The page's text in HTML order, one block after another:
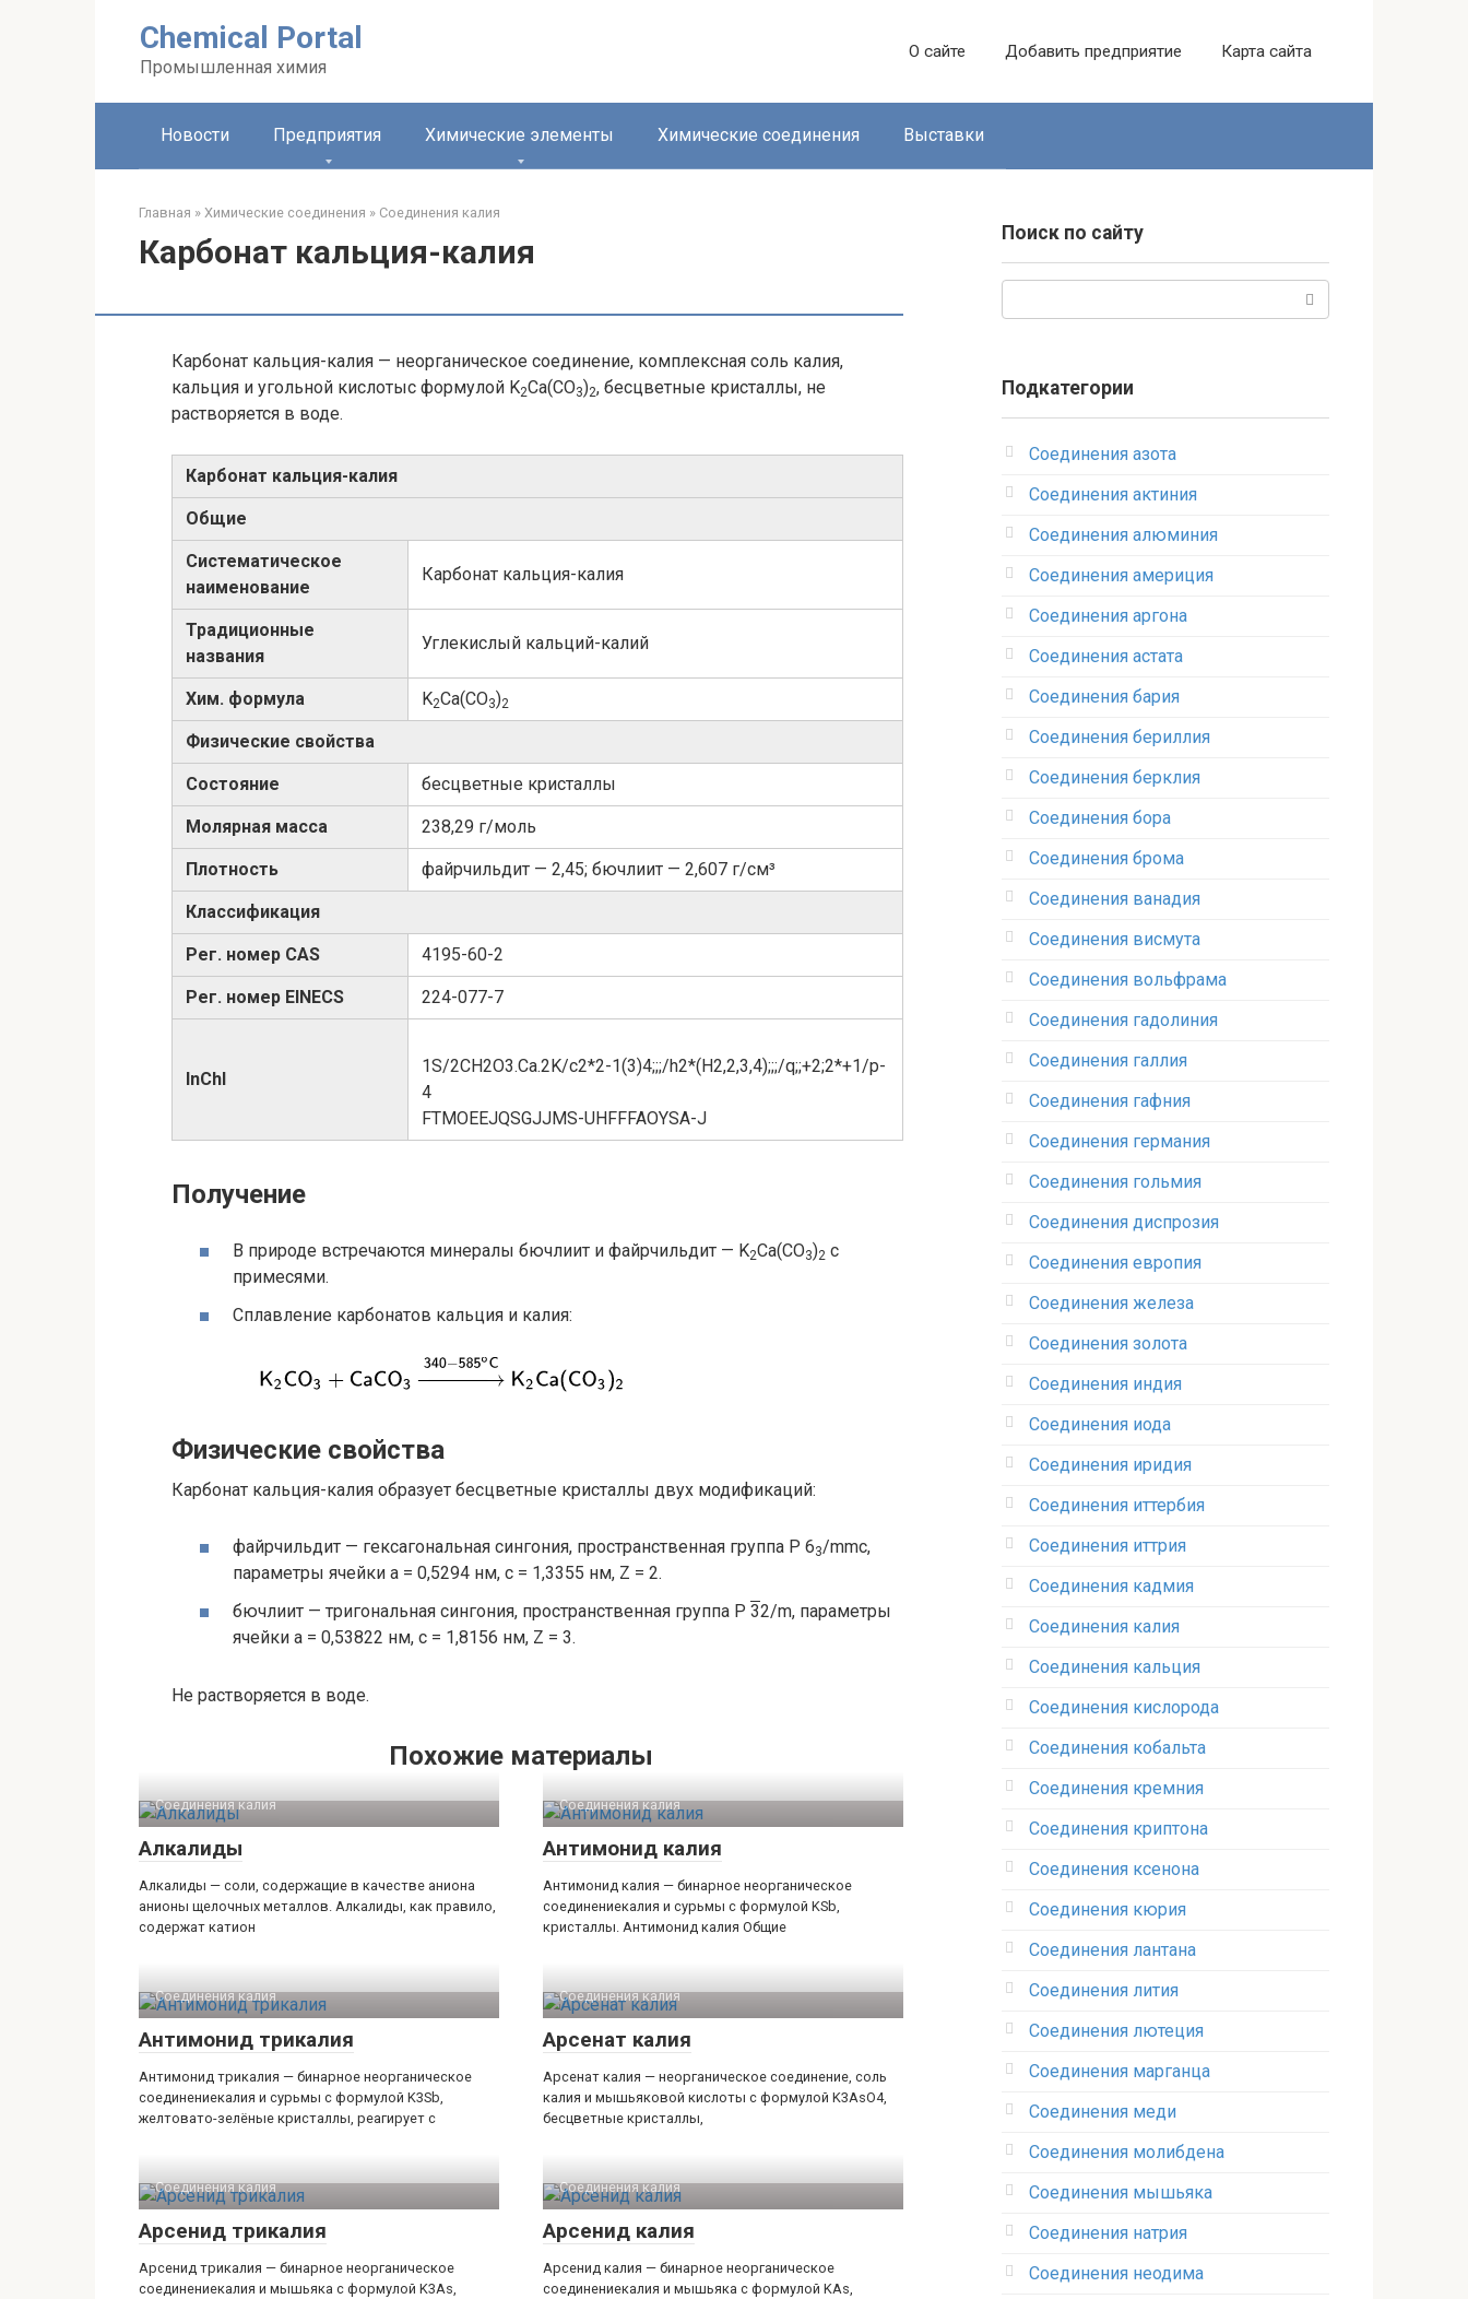
Chemical Portal
Промышленная химия
О сайте Добавить предприятие Карта сайта
Новости Предприятия Химические элементы Химические соединения Выставки
Главная » Химические соединения » Соединения калия‎
Карбонат кальция-калия
Карбонат кальция-калия — неорганическое соединение, комплексная соль калия,
кальция и угольной кислотыс формулой K2Ca(CO3)2, бесцветные кристаллы, не
растворяется в воде.
Карбонат кальция-​калия
Общие
Систематическое
наименование
Карбонат кальция-​калия
Традиционные
названия
Углекислый кальций-калий
Хим. формула K2Ca(CO3)2
Физические свойства
Состояние бесцветные кристаллы
Молярная масса 238,29 г/моль
Плотность файрчильдит — 2,45; бючлиит — 2,607 г/см³
Классификация
Рег. номер CAS 4195-60-2
Рег. номер EINECS 224-077-7
InChI
1S/2CH2O3.Ca.2K/c2*2-1(3)4;;;/h2*(H2,2,3,4);;;/q;;+2;2*+1/p-
4
FTMOEEJQSGJJMS-UHFFFAOYSA-J
Получение
В природе встречаются минералы бючлиит и файрчильдит — K2Ca(CO3)2 с
примесями.
Сплавление карбонатов кальция и калия:
Физические свойства
Карбонат кальция-калия образует бесцветные кристаллы двух модификаций:
файрчильдит — гексагональная сингония, пространственная группа P 63/mmc,
параметры ячейки a = 0,5294 нм, c = 1,3355 нм, Z = 2.
бючлиит — тригональная сингония, пространственная группа P 32/m, параметры
ячейки a = 0,53822 нм, c = 1,8156 нм, Z = 3.
Не растворяется в воде.
Похожие материалы
Соединения калия‎
Алкалиды
Алкалиды — соли, содержащие в качестве аниона
анионы щелочных металлов. Алкалиды, как правило,
содержат катион
Соединения калия‎
Антимонид калия
Антимонид калия — бинарное неорганическое
соединениекалия и сурьмы с формулой KSb,
кристаллы. Антимонид калия Общие
Соединения калия‎
Антимонид трикалия
Антимонид трикалия — бинарное неорганическое
соединениекалия и сурьмы с формулой K3Sb,
желтовато-зелёные кристаллы, реагирует с
Соединения калия‎
Арсенат калия
Арсенат калия — неорганическое соединение, соль
калия и мышьяковой кислоты с формулой K3AsO4,
бесцветные кристаллы,
Соединения калия‎
Арсенид трикалия
Арсенид трикалия — бинарное неорганическое
соединениекалия и мышьяка с формулой K3As,
Соединения калия‎
Арсенид калия
Арсенид калия — бинарное неорганическое
соединениекалия и мышьяка с формулой KAs,
Поиск по сайту
Подкатегории
Соединения азота
Соединения актиния
Соединения алюминия‎
Соединения америция‎
Соединения аргона‎
Соединения астата‎
Соединения бария
Соединения бериллия‎
Соединения берклия
Соединения бора‎
Соединения брома‎
Соединения ванадия‎
Соединения висмута
Соединения вольфрама‎
Соединения гадолиния‎
Соединения галлия‎
Соединения гафния‎
Соединения германия‎
Соединения гольмия‎
Соединения диспрозия‎ ‎
Соединения европия‎
Соединения железа‎
Соединения золота‎
Соединения индия
Соединения иода‎
Соединения иридия
Соединения иттербия‎
Соединения иттрия‎
Соединения кадмия
Соединения калия‎
Соединения кальция
Соединения кислорода‎
Соединения кобальта
Соединения кремния‎
Соединения криптона‎
Соединения ксенона‎
Соединения кюрия
Соединения лантана‎
Соединения лития‎
Соединения лютеция‎
Соединения марганца‎
Соединения меди
Соединения молибдена‎
Соединения мышьяка‎ ‎
Соединения натрия‎
Соединения неодима‎